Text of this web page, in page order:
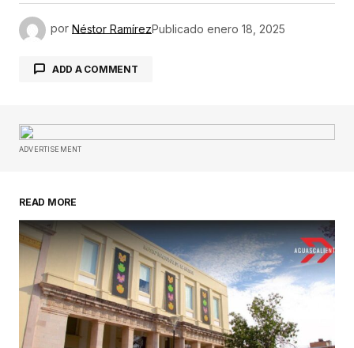
por Néstor RamírezPublicado enero 18, 2025
ADD A COMMENT
Tu dirección de correo electrónico no será
publicada.
Su nombre*
ADVERTISEMENT
READ MORE